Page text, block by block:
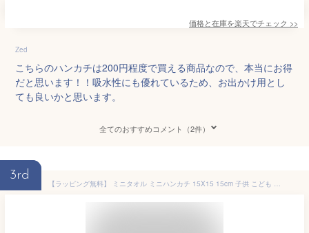
価格と在庫を楽天でチェック >>
Zed
こちらのハンカチは200円程度で買える商品なので、本当にお得
だと思います！！吸水性にも優れているため、お出かけ用とし
ても良いかと思います。
全てのおすすめコメント（2件）
3rd
【ラッピング無料】 ミニタオル ミニハンカチ 15X15 15cm 子供 こども タオルハンカチ 幼稚園 保育園 男の子 女の子 フラワーちょうちょ ガーゼパイルミニハンカチ キッズ COCOWALK ココウォーク